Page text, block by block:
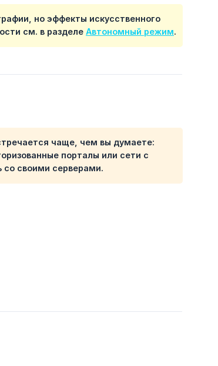
но эффекты искусственного
см. в разделе Автономный режим.
чаще, чем вы думаете:
порталы или сети с
со своими серверами.